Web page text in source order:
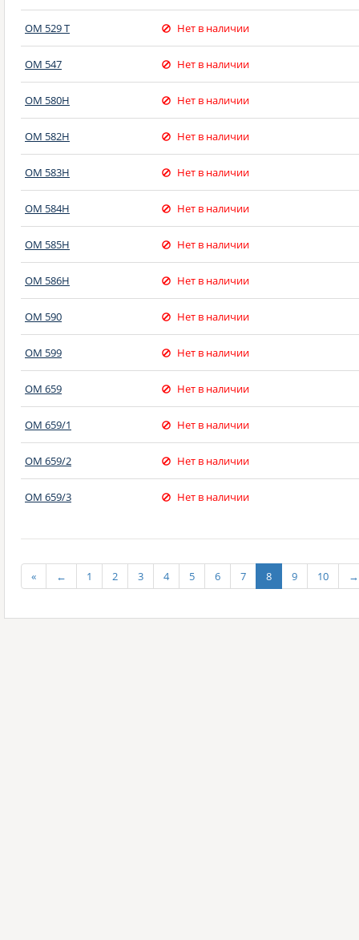
OM 529 T Нет в наличии
OM 547 Нет в наличии
OM 580H Нет в наличии
OM 582H Нет в наличии
OM 583H Нет в наличии
OM 584H Нет в наличии
OM 585H Нет в наличии
OM 586H Нет в наличии
OM 590 Нет в наличии
OM 599 Нет в наличии
OM 659 Нет в наличии
OM 659/1 Нет в наличии
OM 659/2 Нет в наличии
OM 659/3 Нет в наличии
« ← 1 2 3 4 5 6 7 8 9 10 →